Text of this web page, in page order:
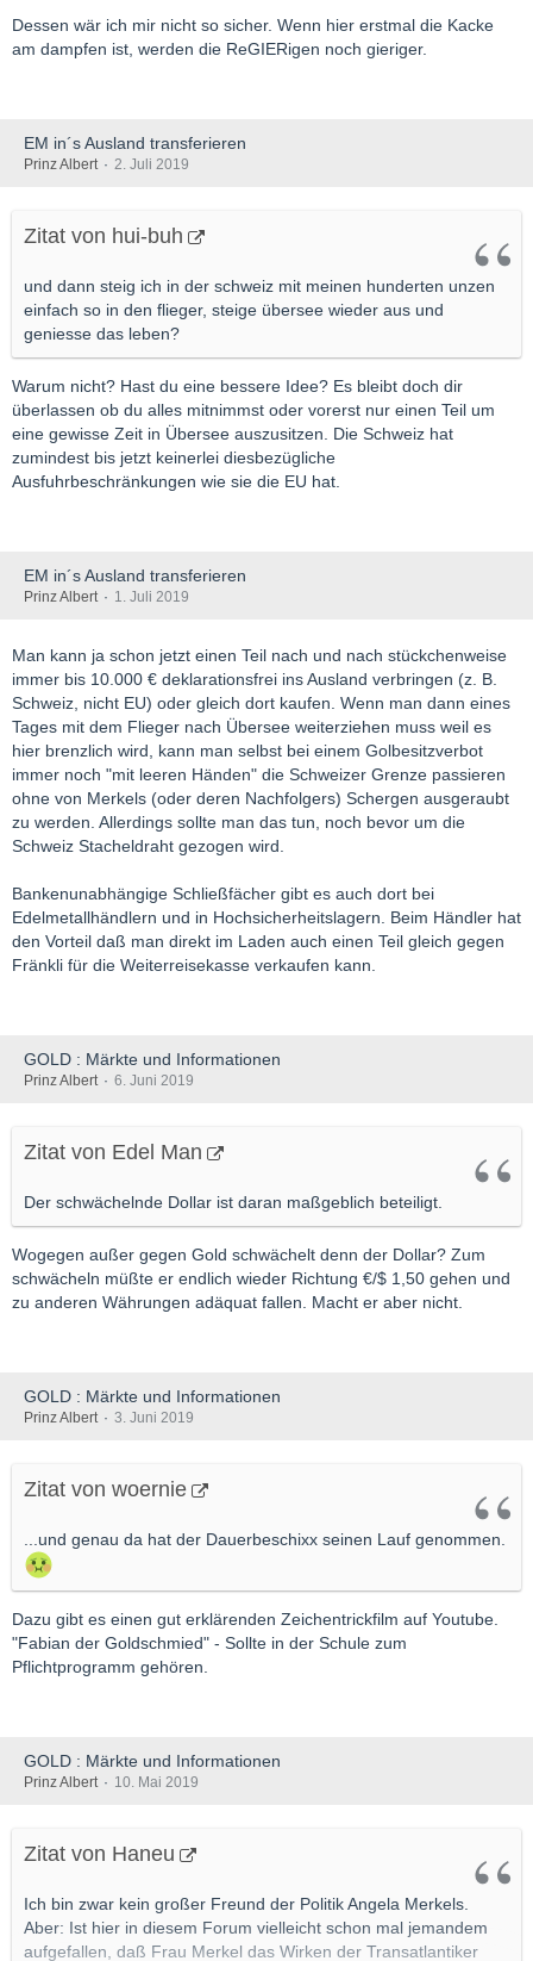
Dessen wär ich mir nicht so sicher. Wenn hier erstmal die Kacke
am dampfen ist, werden die ReGIERigen noch gieriger.
EM in´s Ausland transferieren
Prinz Albert 2. Juli 2019
Zitat von hui-buh
und dann steig ich in der schweiz mit meinen hunderten unzen
einfach so in den flieger, steige übersee wieder aus und
geniesse das leben?
Warum nicht? Hast du eine bessere Idee? Es bleibt doch dir
überlassen ob du alles mitnimmst oder vorerst nur einen Teil um
eine gewisse Zeit in Übersee auszusitzen. Die Schweiz hat
zumindest bis jetzt keinerlei diesbezügliche
Ausfuhrbeschränkungen wie sie die EU hat.
EM in´s Ausland transferieren
Prinz Albert 1. Juli 2019
Man kann ja schon jetzt einen Teil nach und nach stückchenweise
immer bis 10.000 € deklarationsfrei ins Ausland verbringen (z. B.
Schweiz, nicht EU) oder gleich dort kaufen. Wenn man dann eines
Tages mit dem Flieger nach Übersee weiterziehen muss weil es
hier brenzlich wird, kann man selbst bei einem Golbesitzverbot
immer noch "mit leeren Händen" die Schweizer Grenze passieren
ohne von Merkels (oder deren Nachfolgers) Schergen ausgeraubt
zu werden. Allerdings sollte man das tun, noch bevor um die
Schweiz Stacheldraht gezogen wird.
Bankenunabhängige Schließfächer gibt es auch dort bei
Edelmetallhändlern und in Hochsicherheitslagern. Beim Händler hat
den Vorteil daß man direkt im Laden auch einen Teil gleich gegen
Fränkli für die Weiterreisekasse verkaufen kann.
GOLD : Märkte und Informationen
Prinz Albert 6. Juni 2019
Zitat von Edel Man
Der schwächelnde Dollar ist daran maßgeblich beteiligt.
Wogegen außer gegen Gold schwächelt denn der Dollar? Zum
schwächeln müßte er endlich wieder Richtung €/$ 1,50 gehen und
zu anderen Währungen adäquat fallen. Macht er aber nicht.
GOLD : Märkte und Informationen
Prinz Albert 3. Juni 2019
Zitat von woernie
...und genau da hat der Dauerbeschixx seinen Lauf genommen.
Dazu gibt es einen gut erklärenden Zeichentrickfilm auf Youtube.
"Fabian der Goldschmied" - Sollte in der Schule zum
Pflichtprogramm gehören.
GOLD : Märkte und Informationen
Prinz Albert 10. Mai 2019
Zitat von Haneu
Ich bin zwar kein großer Freund der Politik Angela Merkels.
Aber: Ist hier in diesem Forum vielleicht schon mal jemandem
aufgefallen, daß Frau Merkel das Wirken der Transatlantiker